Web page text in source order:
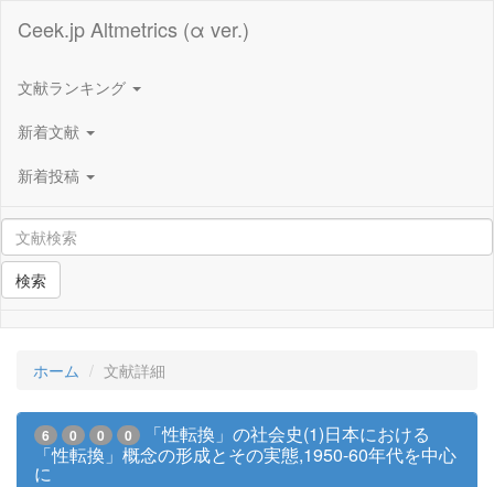
Ceek.jp Altmetrics (α ver.)
文献ランキング
新着文献
新着投稿
検索
ホーム 文献詳細
6 0 0 0
「性転換」の社会史(1)日本における
「性転換」概念の形成とその実態,1950-60年代を中心
に